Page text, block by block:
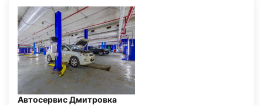
Автосервис Дмитровка